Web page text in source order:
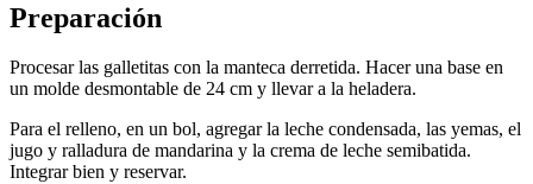
Preparación
Procesar las galletitas con la manteca derretida. Hacer una base en
un molde desmontable de 24 cm y llevar a la heladera.
Para el relleno, en un bol, agregar la leche condensada, las yemas, el
jugo y ralladura de mandarina y la crema de leche semibatida.
Integrar bien y reservar.